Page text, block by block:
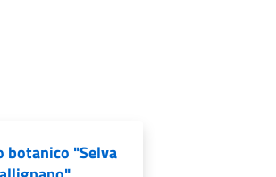
botanico "Selva